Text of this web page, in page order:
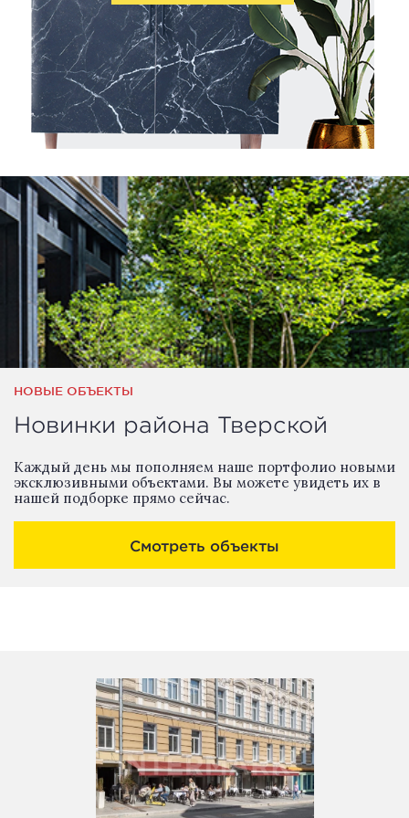
НОВЫЕ ОБЪЕКТЫ
Новинки района Тверской
Каждый день мы пополняем наше портфолио новыми
эксклюзивными объектами. Вы можете увидеть их в
нашей подборке прямо сейчас.
Смотреть объекты